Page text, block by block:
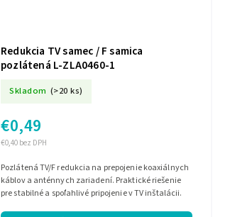
Redukcia TV samec / F samica
pozlátená L-ZLA0460-1
Skladom (>20 ks)
€0,40 bez DPH
€0,49
Pozlátená TV/F redukcia na prepojenie koaxiálnych
káblov a anténnych zariadení. Praktické riešenie
pre stabilné a spoľahlivé pripojenie v TV inštalácii.